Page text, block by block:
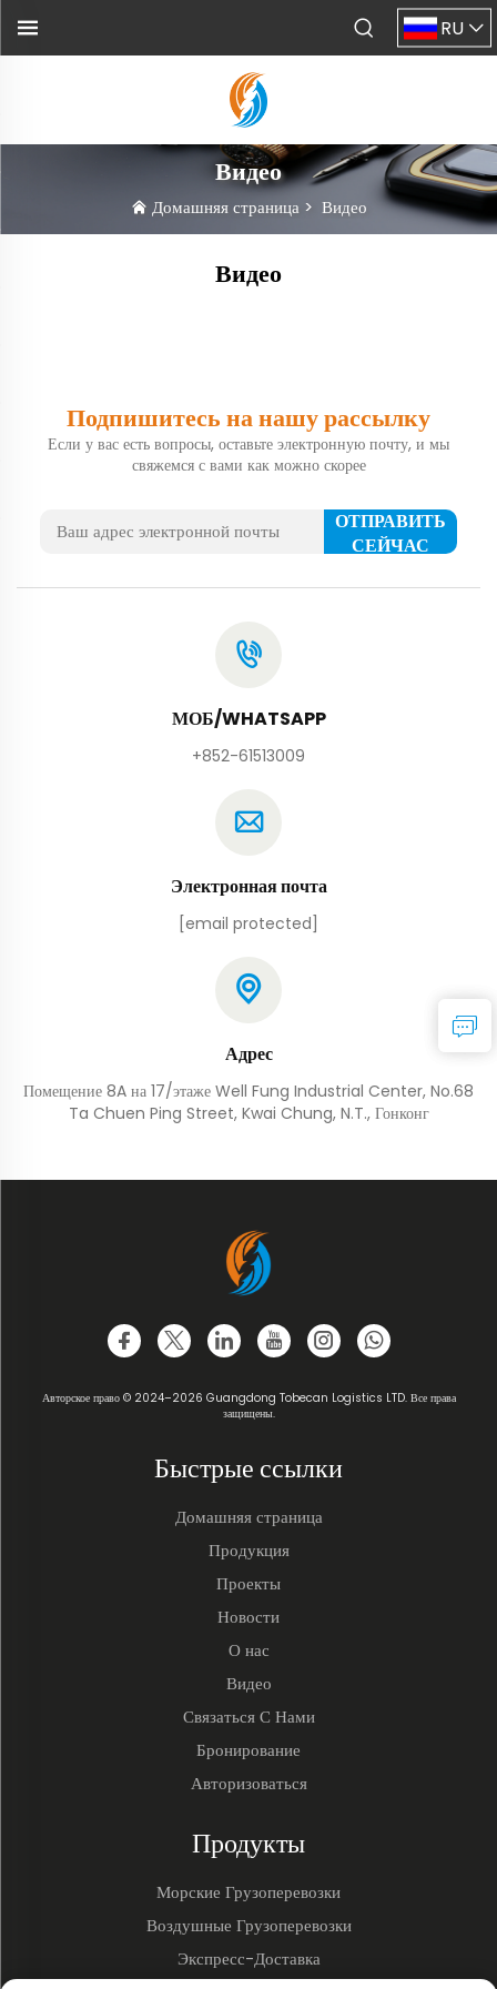
RU
Видео
Домашняя страница> Видео
Видео
Подпишитесь на нашу рассылку
Если у вас есть вопросы, оставьте электронную почту, и мы
свяжемся с вами как можно скорее
ОТПРАВИТЬ
СЕЙЧАС
МОБ/WHATSAPP
+852-61513009
Электронная почта
[email protected]
Адрес
Помещение 8A на 17/этаже Well Fung Industrial Center, No.68
Ta Chuen Ping Street, Kwai Chung, N.T., Гонконг
Авторское право © 2024–2026 Guangdong Tobecan Logistics LTD. Все права
защищены.
Быстрые ссылки
Домашняя страница
Продукция
Проекты
Новости
О нас
Видео
Связаться С Нами
Бронирование
Авторизоваться
Продукты
Морские Грузоперевозки
Воздушные Грузоперевозки
Экспресс-Доставка